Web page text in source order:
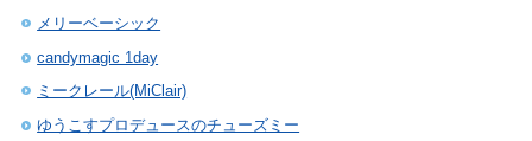
メリーベーシック
candymagic 1day
ミークレール(MiClair)
ゆうこすプロデュースのチューズミー